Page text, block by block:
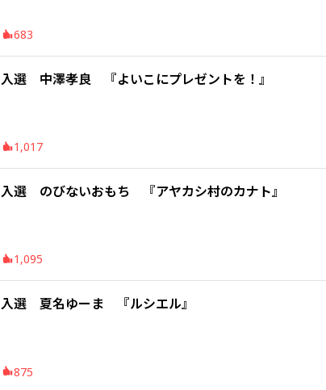
683
入選 中澤孝良 『よいこにプレゼントを！』
1,017
入選 のびないおもち 『アヤカシ村のカナト』
1,095
入選 夏名ゆーま 『ルシエル』
875